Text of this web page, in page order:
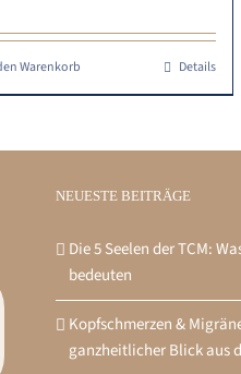
Warenkorb Details
NEUESTE BEITRÄGE
Die 5 Seelen der TCM:
bedeuten
Kopfschmerzen &
ganzheitlicher Blick aus